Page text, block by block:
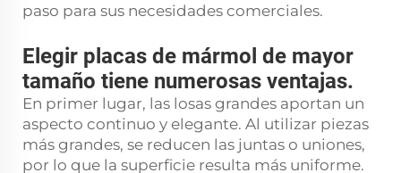
paso para sus necesidades comerciales.
Elegir placas de mármol de mayor
tamaño tiene numerosas ventajas.
En primer lugar, las losas grandes aportan un
aspecto continuo y elegante. Al utilizar piezas
más grandes, se reducen las juntas o uniones,
por lo que la superficie resulta más uniforme.